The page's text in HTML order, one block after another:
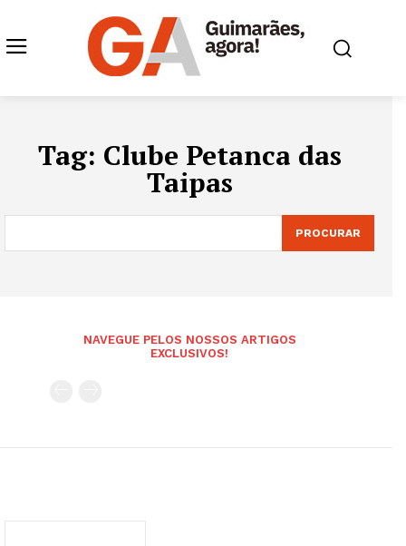
Tag: Clube Petanca das
Taipas
PROCURAR
NAVEGUE PELOS NOSSOS ARTIGOS
EXCLUSIVOS!